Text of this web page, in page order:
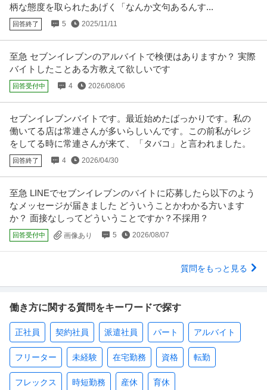
柄な態度を取られたあげく「なんか文句あるんす...
回答終了 5 2025/11/11
至急 セブンイレブンのアルバイトで検便はありますか？ 実際
バイトしたことある方教えて欲しいです
回答受付中 4 2026/08/06
セブンイレブンバイトです。最近始めたばっかりです。私の
働いてる店は常連さんが多いらしいんです。この前私がレジ
をしてる時に常連さんが来て、「タバコ」と言われました。
回答終了 4 2026/04/30
至急 LINEでセブンイレブンのバイトに応募したら以下のよう
なメッセージが届きました どういうことかわかる方います
か？ 面接なしってどういうことですか？不採用？
回答受付中 画像あり 5 2026/08/07
質問をもっと見る
働き方に関する質問をキーワードで探す
正社員 契約社員 派遣社員 パート アルバイト
フリーター 未経験 在宅勤務 資格 転勤
フレックス 時短勤務 産休 育休